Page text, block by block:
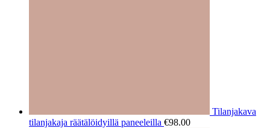
Tilanjakava
tilanjakaja räätälöidyillä paneeleilla €98.00